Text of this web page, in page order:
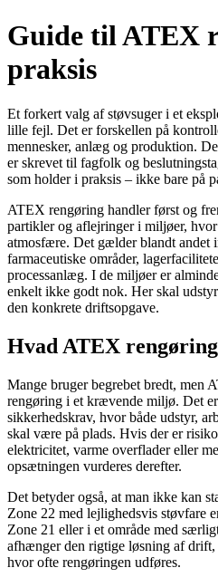
Guide til ATEX
praksis
Et forkert valg af støvsuger i et
lille fejl. Det er forskellen på
mennesker, anlæg og produktion.
er skrevet til fagfolk og
som holder i praksis – ikke bare på
ATEX rengøring handler først og
partikler og aflejringer i miljøer,
atmosfære. Det gælder blandt andet
farmaceutiske områder,
processanlæg. I de miljøer er
enkelt ikke godt nok. Her skal
den konkrete driftsopgave.
Hvad ATEX
Mange bruger begrebet bredt, men
rengøring i et krævende miljø. Det
sikkerhedskrav, hvor både udstyr,
skal være på plads. Hvis der er
elektricitet, varme overflader eller
opsætningen vurderes derefter.
Det betyder også, at man ikke kan
Zone 22 med lejlighedsvis støvfare
Zone 21 eller i et område med
afhænger den rigtige løsning af
hvor ofte rengøringen udføres.